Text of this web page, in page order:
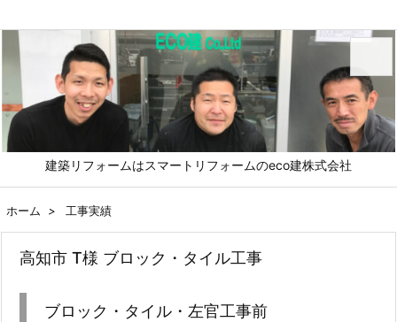
建築リフォームはスマートリフォームのeco建株式会社
メニュ
ホーム > 工事実績
高知市 T様 ブロック・タイル工事
ブロック・タイル・左官工事前